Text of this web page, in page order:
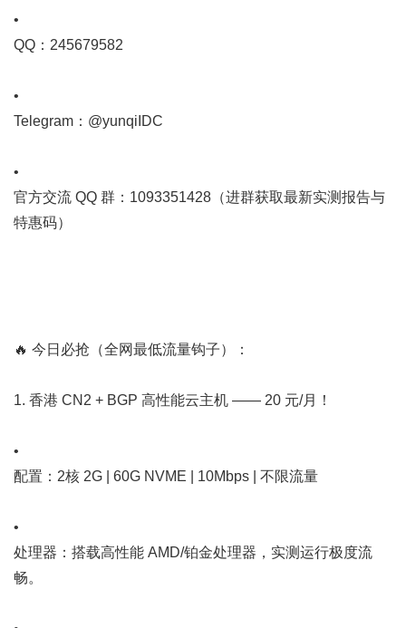
•
QQ：245679582
•
Telegram：@yunqiIDC
•
官方交流 QQ 群：1093351428（进群获取最新实测报告与
特惠码）
🔥 今日必抢（全网最低流量钩子）：
1. 香港 CN2 + BGP 高性能云主机 —— 20 元/月！
•
配置：2核 2G | 60G NVME | 10Mbps | 不限流量
•
处理器：搭载高性能 AMD/铂金处理器，实测运行极度流
畅。